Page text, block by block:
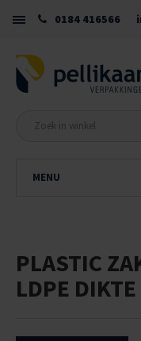
0184 416566
MENU
PLASTIC
LDPE